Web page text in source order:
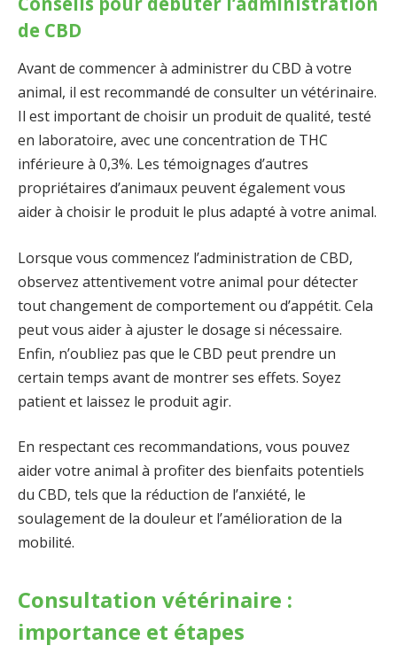
de CBD
Avant de commencer à administrer du CBD à votre
animal, il est recommandé de consulter un vétérinaire.
Il est important de choisir un produit de qualité, testé
en laboratoire, avec une concentration de THC
inférieure à 0,3%. Les témoignages d’autres
propriétaires d’animaux peuvent également vous
aider à choisir le produit le plus adapté à votre animal.
Lorsque vous commencez l’administration de CBD,
observez attentivement votre animal pour détecter
tout changement de comportement ou d’appétit. Cela
peut vous aider à ajuster le dosage si nécessaire.
Enfin, n’oubliez pas que le CBD peut prendre un
certain temps avant de montrer ses effets. Soyez
patient et laissez le produit agir.
En respectant ces recommandations, vous pouvez
aider votre animal à profiter des bienfaits potentiels
du CBD, tels que la réduction de l’anxiété, le
soulagement de la douleur et l’amélioration de la
mobilité.
Consultation vétérinaire :
importance et étapes